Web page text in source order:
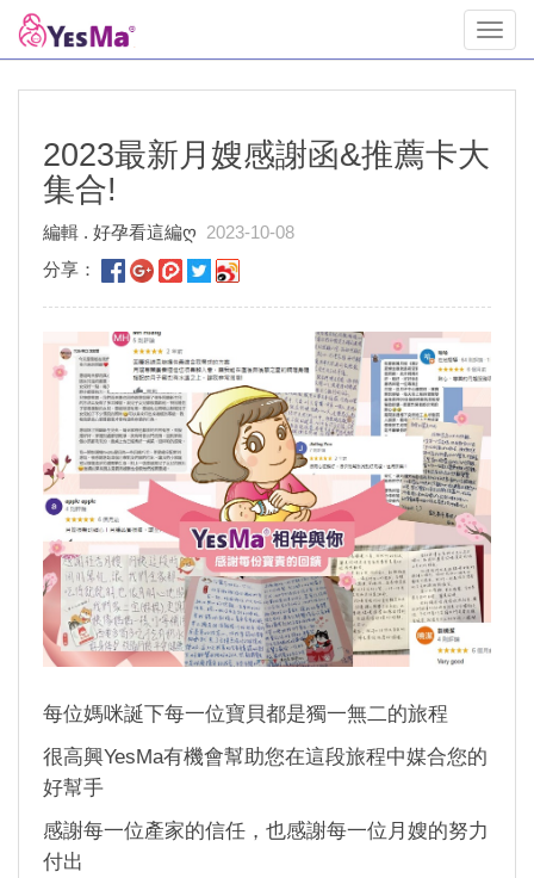
2023最新月嫂感謝函&推薦卡大
集合!
編輯 . 好孕看這編ღ 2023-10-08
分享：
每位媽咪誕下每一位寶貝都是獨一無二的旅程
很高興YesMa有機會幫助您在這段旅程中媒合您的
好幫手
感謝每一位產家的信任，也感謝每一位月嫂的努力
付出